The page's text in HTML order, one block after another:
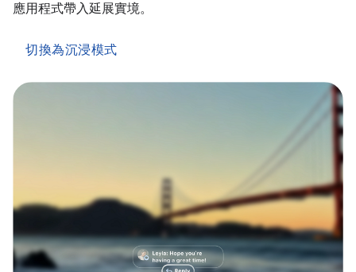
應用程式帶入延展實境。
切換為沉浸模式